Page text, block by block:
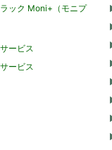
ック Moni+（モニプ
ービス
ービス